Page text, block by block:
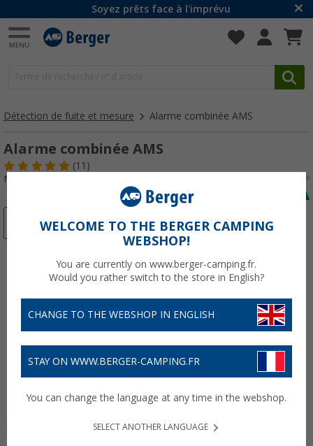
Soyez prêts face à l'imprévu
Détection de fuite et mesure Alarme combinée AMS
Alarme combinée AMS
(11)
N° d'art : 467320
-10%WELCOME TO THE BERGER CAMPING
WEBSHOP!
You are currently on www.berger-camping.fr.
Would you rather switch to the store in English?
CHANGE TO THE WEBSHOP IN ENGLISH
STAY ON WWW.BERGER-CAMPING.FR
You can change the language at any time in the webshop.
SELECT ANOTHER LANGUAGE